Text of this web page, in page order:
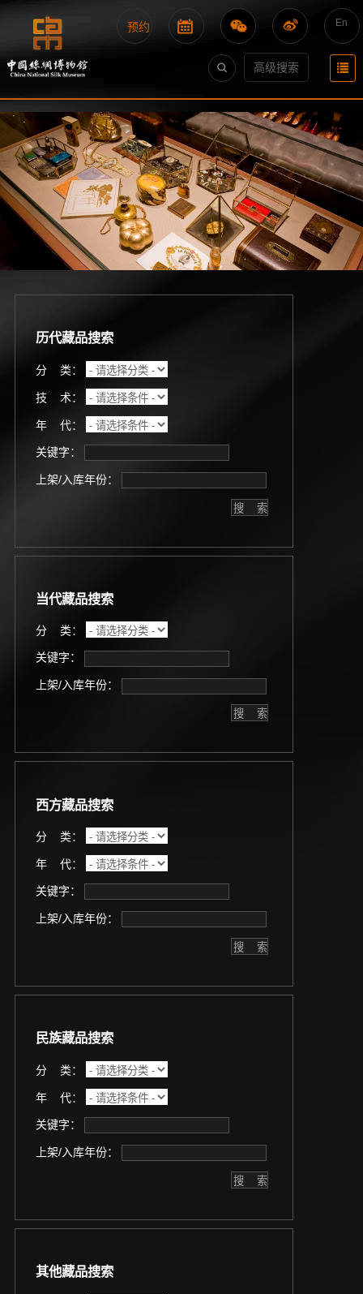
En
预约
高级搜索
历代藏品搜索
分 类：
技 术：
年 代：
关键字：
上架/入库年份：
当代藏品搜索
分 类：
关键字：
上架/入库年份：
西方藏品搜索
分 类：
年 代：
关键字：
上架/入库年份：
民族藏品搜索
分 类：
年 代：
关键字：
上架/入库年份：
其他藏品搜索